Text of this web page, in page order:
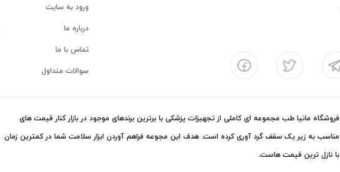
ورود به سایت
درباره ما
تماس با ما
سوالات متداول
فروشگاه مانیا طب مجموعه ای کاملی از تجهیزات پزشکی با برترین برندهای موجود در بازار کنار قیمت های
مناسب به زیر یک سقف گرد آوری کرده است. هدف این مجوعه فراهم آوردن ابزار سلامت شما در کمترین زمان
با نازل ترین قیمت هاست.